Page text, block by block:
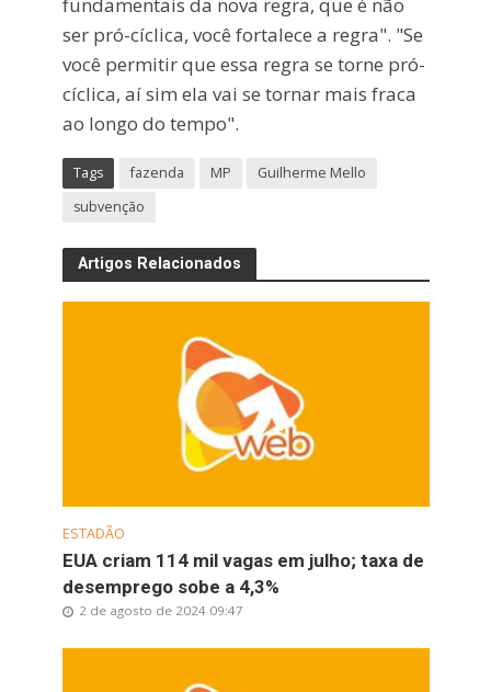
ser pró-cíclica, você fortalece a regra". "Se
você permitir que essa regra se torne pró-
cíclica, aí sim ela vai se tornar mais fraca
ao longo do tempo".
Tags fazenda MP
Guilherme Mello
subvenção
Artigos Relacionados
ESTADÃO
EUA criam 114 mil vagas em julho; taxa de
desemprego sobe a 4,3%
2 de agosto de 2024 09:47